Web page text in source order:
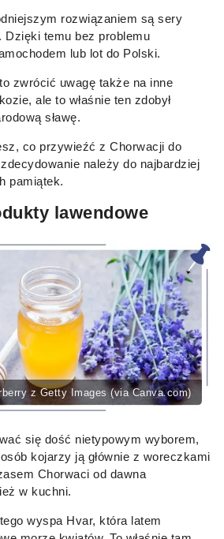
rozwiązaniem są sery
Dzięki temu bez problemu
lub lot do Polski.
zwrócić uwagę także na inne
ale to właśnie ten zdobył
sławę.
co przywieźć z Chorwacji do
należy do najbardziej
pamiątek.
lawendowe
z Getty Images (via Canva.com)
się dość nietypowym wyborem,
kojarzy ją głównie z woreczkami
Chorwaci od dawna
w kuchni.
wyspa Hvar, która latem